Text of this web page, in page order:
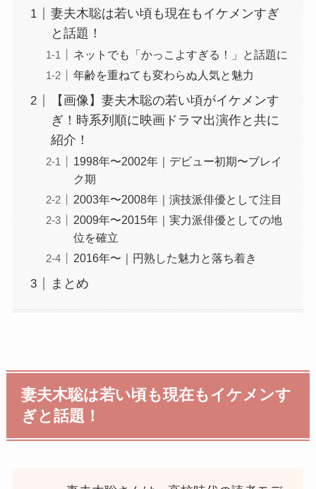
妻夫木聡は若い頃も現在もイケメンすぎ
と話題！
ネットでも「かっこよすぎる！」と話題に
年齢を重ねても変わらぬ人気と魅力
【画像】妻夫木聡の若い頃がイケメンす
ぎ！時系列順に映画ドラマ出演作と共に
紹介！
1998年〜2002年｜デビュー初期〜ブレイ
ク期
2003年〜2008年｜演技派俳優として注目
2009年〜2015年｜実力派俳優としての地
位を確立
2016年〜｜円熟した魅力と落ち着き
まとめ
妻夫木聡は若い頃も現在もイケメンす
ぎと話題！